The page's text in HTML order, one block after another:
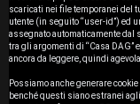
e
n
t
scaricati nei file temporanei del
utente (in seguito “user-id”) ed
assegnato automaticamente dal
tra gli argomenti di “Casa
ancora da leggere, quindi
Possiamo anche generare
benché questi siano estranei